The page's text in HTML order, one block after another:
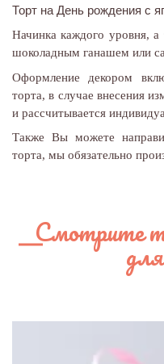
Торт на День рождения с
Начинка каждого уровня,
шоколадным ганашем или
Оформление декором
торта, в случае внесения
и рассчитывается
Также Вы можете
торта, мы обязательно
Смотрите